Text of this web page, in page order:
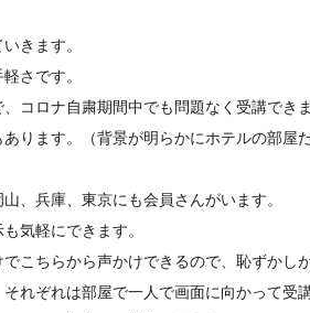
きます。
さです。
コロナ自粛期間中でも問題なく受講できま
ります。（背景が明らかにホテルの部屋
、兵庫、東京にも会員さんがいます。
気軽にできます。
こちらから声かけできるので、恥ずかし
れぞれは部屋で一人で画面に向かって受